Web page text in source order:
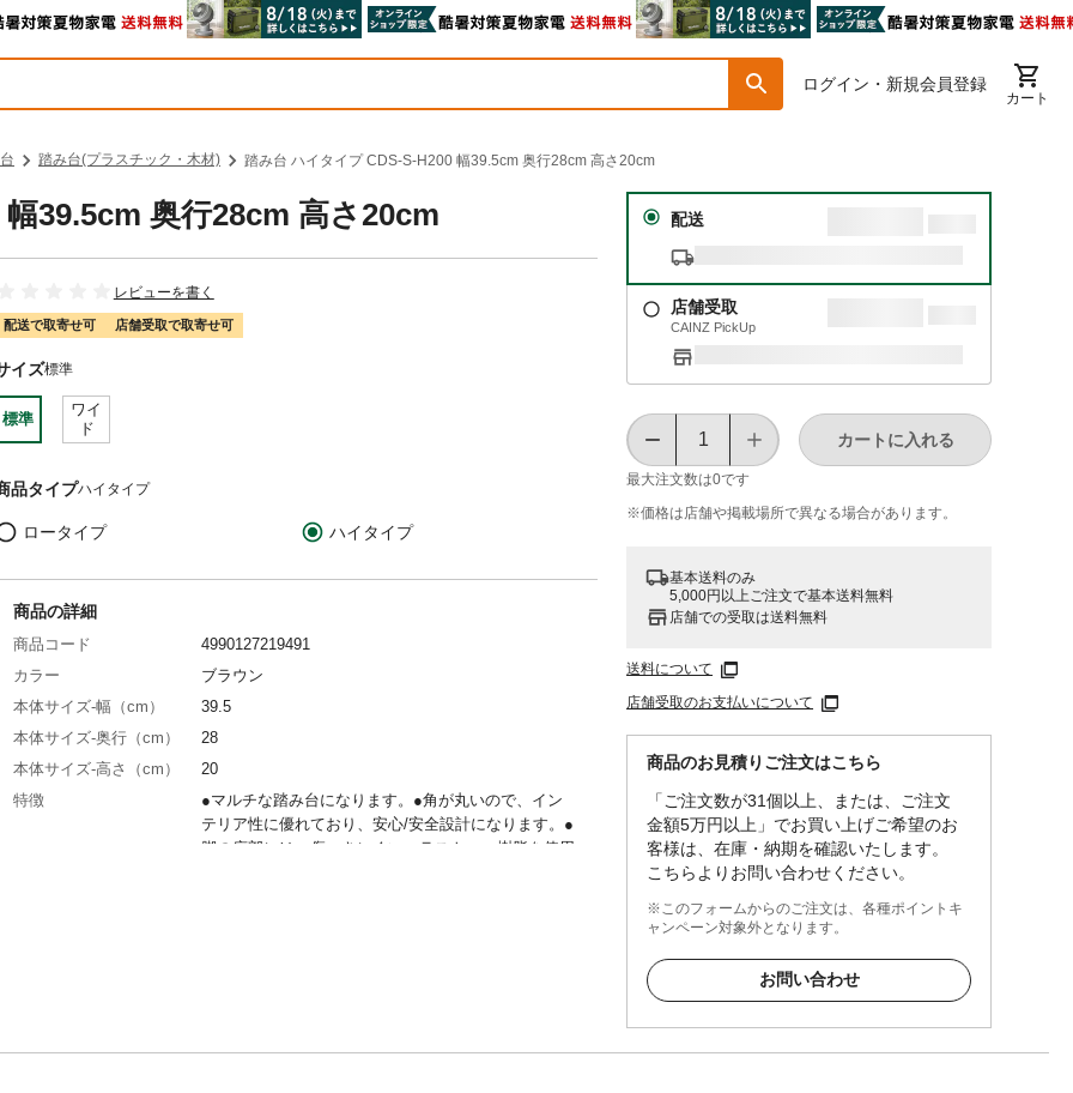
ログイン・新規会員登録
カート
踏み台(プラスチック・木材) 踏み台 ハイタイプ CDS-S-H200 幅39.5cm 奥行28cm 高さ20cm
39.5cm 奥行28cm 高さ20cm
レビューを書く
配送で取寄せ可 店舗受取で取寄せ可
イズ標準
標準
ワイ
ド
品タイプハイタイプ
ロータイプ ハイタイプ
配送
店舗受取
CAINZ PickUp
最大注文数は0です
カートに入れる
※価格は​店舗や​掲載場所で​異なる​場合が​あります。
基本送料のみ
5,000円以上ご注文で基本送料無料
店舗での受取は送料無料
送料について
店舗受取のお支払いについて
商品のお見積りご注文はこちら
「ご注文数が31個以上、または、ご注文
金額5万円以上」でお買い上げご希望のお
客様は、在庫・納期を確認いたします。
こちらよりお問い合わせください。
※このフォームからのご注文は、各種ポイントキ
ャンペーン対象外となります。
お問い合わせ
商品の詳細
商品コード
4990127219491
カラー
ブラウン
本体サイズ-幅（cm）
39.5
本体サイズ-奥行（cm）
28
本体サイズ-高さ（cm）
20
特徴
●マルチな踏み台になります。●角が丸いので、イン
テリア性に優れており、安心/安全設計になります。●
脚の底部には、傷つきにくいエラストマー樹脂を使用
重量
(約)1．18kg